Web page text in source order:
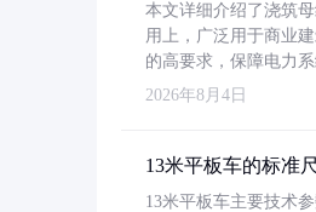
本文详细介绍了浇筑
用上，广泛用于商业
的高要求，保障电力系
2026年8月4日
13米平板车的标准
13米平板车主要技术